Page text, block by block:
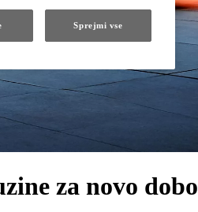
za novo dobo
Sprejmi vse